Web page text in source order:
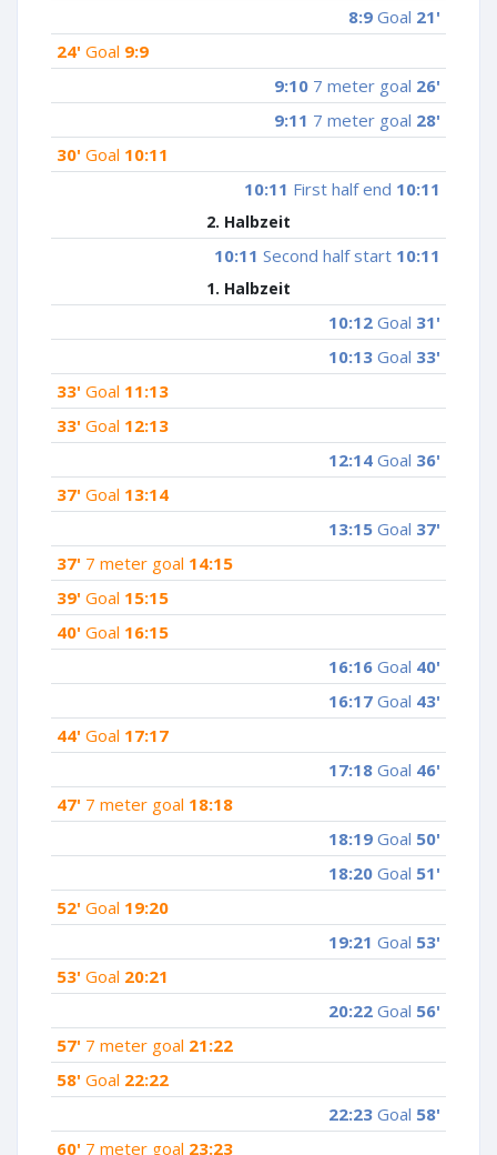
8:9 Goal 21'
24' Goal 9:9
9:10 7 meter goal 26'
9:11 7 meter goal 28'
30' Goal 10:11
10:11 First half end 10:11
2. Halbzeit
10:11 Second half start 10:11
1. Halbzeit
10:12 Goal 31'
10:13 Goal 33'
33' Goal 11:13
33' Goal 12:13
12:14 Goal 36'
37' Goal 13:14
13:15 Goal 37'
37' 7 meter goal 14:15
39' Goal 15:15
40' Goal 16:15
16:16 Goal 40'
16:17 Goal 43'
44' Goal 17:17
17:18 Goal 46'
47' 7 meter goal 18:18
18:19 Goal 50'
18:20 Goal 51'
52' Goal 19:20
19:21 Goal 53'
53' Goal 20:21
20:22 Goal 56'
57' 7 meter goal 21:22
58' Goal 22:22
22:23 Goal 58'
60' 7 meter goal 23:23